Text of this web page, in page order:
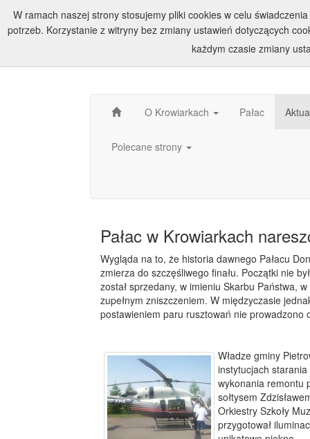
O Krowiarkach Pałac
Polecane strony
Pałac w Krowiarkach
Wygląda na to, że historia dawnego Pałacu
zmierza do szczęśliwego finału. Początki nie
został sprzedany, w imieniu Skarbu Państwa,
zupełnym zniszczeniem. W międzyczasie
postawieniem paru rusztowań nie prowadzono
Władze gminy
instytucjach
wykonania remontu
sołtysem
Orkiestry Szkoły
przygotował
W ramach naszej strony stosujemy pliki cookies w celu
potrzeb. Korzystanie z witryny bez zmiany ustawień dotyczących
każdym czasie zmiany